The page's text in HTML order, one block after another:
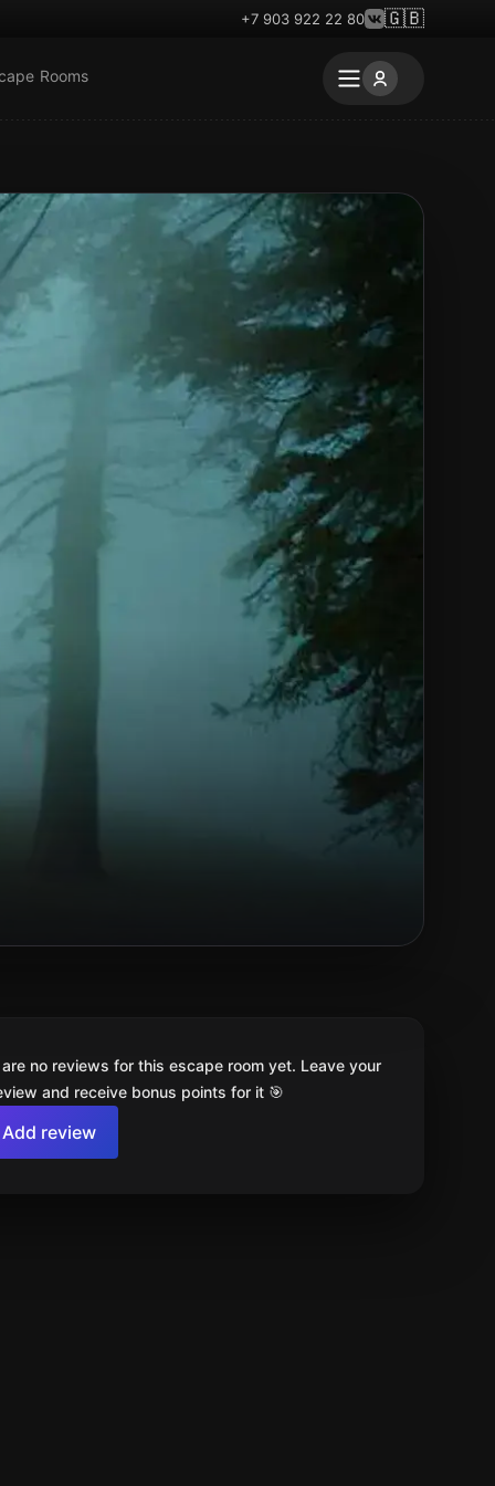
+7 903 922 22 80 🇬🇧
Rooms
no reviews for this escape room yet. Leave your
and receive bonus points for it 🎯
Add review